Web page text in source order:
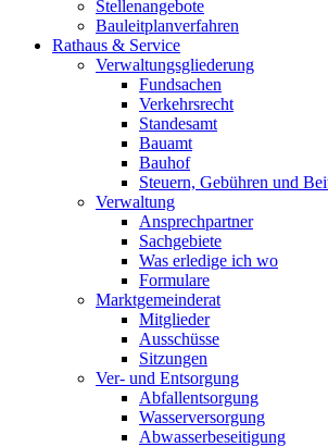
Stellenangebote
Bauleitplanverfahren
Rathaus & Service
Verwaltungsgliederung
Fundsachen
Verkehrsrecht
Standesamt
Bauamt
Bauhof
Steuern, Gebühren und
Verwaltung
Ansprechpartner
Sachgebiete
Was erledige ich wo
Formulare
Marktgemeinderat
Mitglieder
Ausschüsse
Sitzungen
Ver- und Entsorgung
Abfallentsorgung
Wasserversorgung
Abwasserbeseitigung